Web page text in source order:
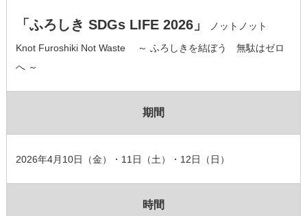
「ふろしき SDGs LIFE 2026」
ノットノット
Knot Furoshiki Not Waste ～ ふろしきを結ぼう 無駄はゼロ
へ ～
期間
2026年4月10日（金）・11日（土）・12日（日）
時間